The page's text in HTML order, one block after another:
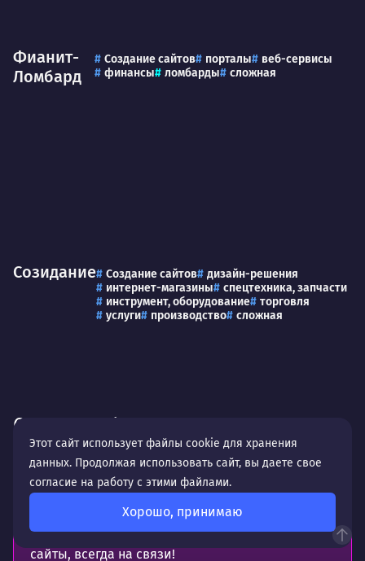
Фианит-
Ломбард
Создание сайтов порталы
веб-сервисы
финансы
ломбарды сложная
Созидание Создание сайтов
дизайн-решения
интернет-магазины
спецтехника, запчасти
инструмент, оборудование
торговля
услуги
производство сложная
Отзывы и благодарности
Кристина Кислова
Отличная студия веб-дизайна. Делают хорошие
сайты, всегда на связи!
Этот сайт использует файлы cookie для хранения
данных. Продолжая использовать сайт, вы даете свое
согласие на работу с этими файлами.
Хорошо, принимаю